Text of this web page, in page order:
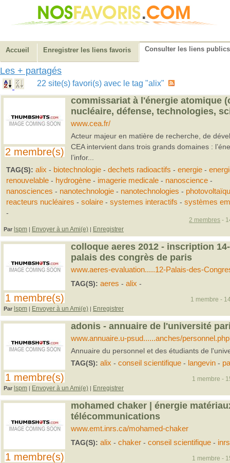
Accueil Enregistrer les liens favoris Consulter les liens publics
Les + partagés
22 site(s) favori(s) avec le tag "alix"
2 membre(s)
commissariat à l'énergie atomique
nucléaire, défense, technologies,
www.cea.fr/
Acteur majeur en matière de recherche, de
CEA intervient dans trois grands domaines :
l’infor...
TAG(S): alix - biotechnologie - dechets radioactifs - energie -
renouvelable - hydrogène - imagerie medicale - nanoscience -
nanosciences - nanotechnologie - nanotechnologies -
reacteurs nucléaires - solaire - systemes interactifs - systèmes
-
Par lspm | Envoyer à un Ami(e) | Enregistrer
2 membres -
1 membre(s)
colloque aeres 2012 - inscription
palais des congrès de paris
www.aeres-evaluation.....12-Palais-des-
TAG(S): aeres - alix -
Par lspm | Envoyer à un Ami(e) | Enregistrer
1 membre -
1 membre(s)
adonis - annuaire de l'université
www.annuaire.u-psud......anches/
Annuaire du personnel et des étudiants de
TAG(S): alix - conseil scientifique- langevin-
Par lspm | Envoyer à un Ami(e) | Enregistrer
1 membre -
1 membre(s)
mohamed chaker | énergie
télécommunications
www.emt.inrs.ca/mohamed-chaker
TAG(S): alix - chaker- conseil scientifique- inrs
1 membre -